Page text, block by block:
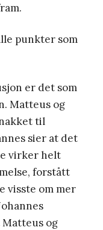
punkter som
er det som
Matteus og
til
sier at det
virker helt
forstått
visste om mer
og